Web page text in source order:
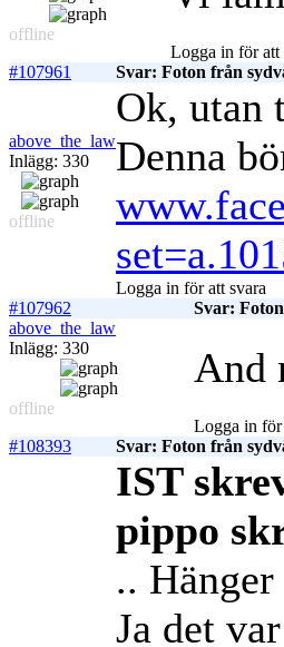
offline
Logga in för att
#107961
Svar: Foton från
above_the_law
Inlägg: 330
offline
Ok, utan
Denna
Logga in för att svara
#107962
Svar:
above_the_law
Inlägg: 330
offline
And
Logga in för
#108393
Svar: Foton från
IST
pippo
..
Ja det